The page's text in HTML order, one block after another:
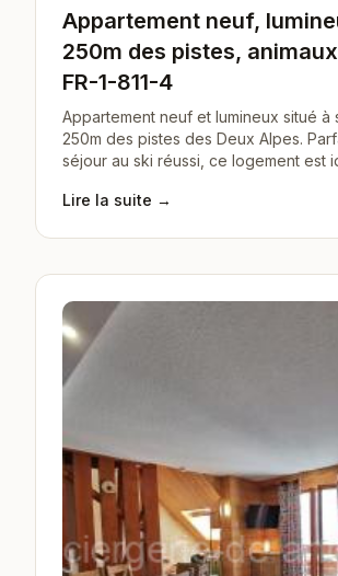
Appartement neuf,
250m des pistes,
FR-1-811-4
Appartement neuf et lumineux situé à
250m des pistes des Deux Alpes.
séjour au ski réussi, ce logement est
Lire la suite →